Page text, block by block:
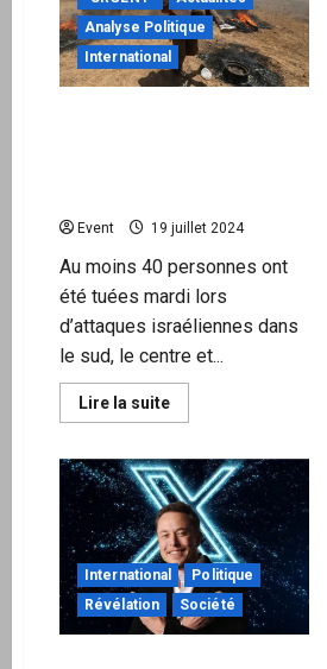
s’emparent
d’un
laboratoire
ukrainien
d’armes
chimiques
Analyse Politique
International
Event 19 juillet 2024
Au moins 40 personnes ont
été tuées mardi lors
d’attaques israéliennes dans
le sud, le centre et...
Lire la suiteEn
savoir
Israël
commet
trois
massacres
dans
la
bande
de
Gaza
en
moins
International
Politique
Révélation
Société